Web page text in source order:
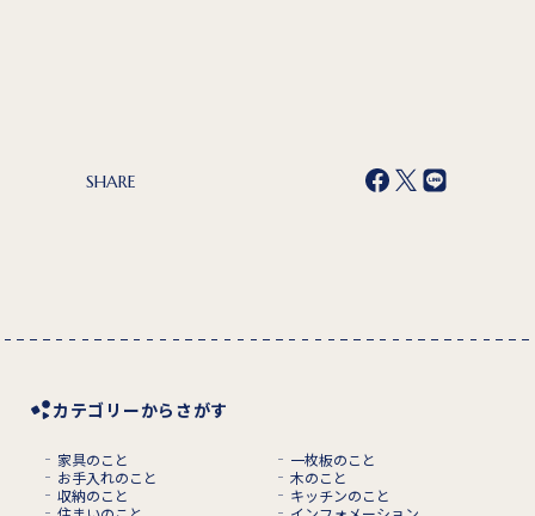
SHARE
カテゴリーからさがす
家具のこと
一枚板のこと
お手入れのこと
木のこと
収納のこと
キッチンのこと